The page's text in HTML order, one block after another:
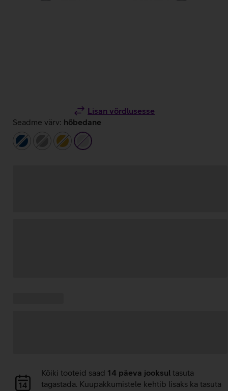
Lisan võrdlusesse
Seadme värv: hõbedane
tumesinine
hall kuldnehõbedane
Andmete
laadimine
Kõiki tooteid saad 14 päeva jooksul tasuta
tagastada. Kuupakkumistele kehtib lisaks ka tasuta